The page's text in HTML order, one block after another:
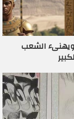
ويهنىء الشعب